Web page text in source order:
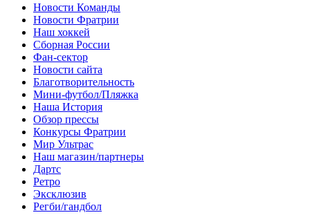
Новости Команды
Новости Фратрии
Наш хоккей
Сборная России
Фан-cектор
Новости сайта
Благотворительность
Мини-футбол/Пляжка
Наша История
Обзор прессы
Конкурсы Фратрии
Мир Ультрас
Наш магазин/партнеры
Дартс
Ретро
Эксклюзив
Регби/гандбол